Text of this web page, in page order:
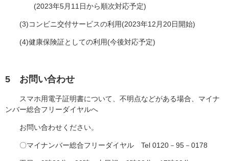
(2023年5月11日から順次対応予定)
(3)コンビニ交付サービスの利用(2023年12月20日開始)
(4)健康保険証としての利用(今後対応予定)
5 お問い合わせ
スマホ用電子証明書について、不明点などがある場合、マイナ
ンバー総合フリーダイヤルへ
お問い合わせください。
〇マイナンバー総合フリーダイヤル Tel 0120－95－0178